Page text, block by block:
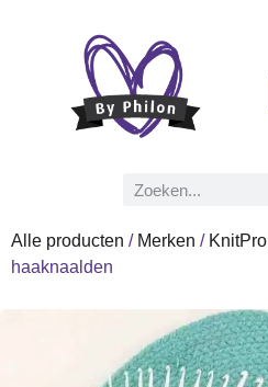
Alle producten / Merken / KnitPro
haaknaalden